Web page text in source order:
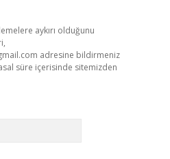
aykırı olduğunu
adresine bildirmeniz
süre içerisinde sitemizden